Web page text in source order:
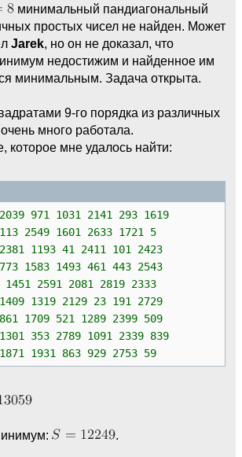
минимальный пандиагональный
простых чисел не найден. Может
Jarek, но он не доказал, что
недостижим и найденное им
минимальным. Задача открыта.
9-го порядка из различных
много работала.
мне удалось найти:
971 1031 2141 293 1619
2549 1601 2633 1721 5
1193 41 2411 101 2423
1583 1493 461 443 2543
2591 2081 2819 2333
1319 2129 23 191 2729
1709 521 1289 2399 509
353 2789 1091 2339 839
1931 863 929 2753 59
.